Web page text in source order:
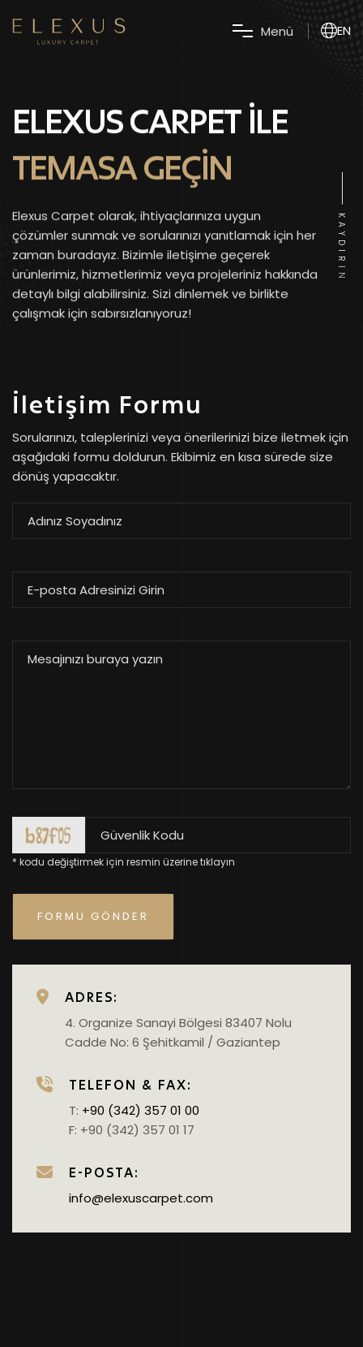
Menü EN
ELEXUS CARPET ILE
TEMASA GEÇIN
Elexus Carpet olarak, ihtiyaçlarınıza uygun
çözümler sunmak ve sorularınızı yanıtlamak için her
zaman buradayız. Bizimle iletişime geçerek
ürünlerimiz, hizmetlerimiz veya projeleriniz hakkında
detaylı bilgi alabilirsiniz. Sizi dinlemek ve birlikte
çalışmak için sabırsızlanıyoruz!
KAYDIRIN
İletişim Formu
Sorularınızı, taleplerinizi veya önerilerinizi bize iletmek için
aşağıdaki formu doldurun. Ekibimiz en kısa sürede size
dönüş yapacaktır.
* kodu değiştirmek için resmin üzerine tıklayın
ADRES:
4. Organize Sanayi Bölgesi 83407 Nolu
Cadde No: 6 Şehitkamil / Gaziantep
TELEFON & FAX:
T: +90 (342) 357 01 00
F: +90 (342) 357 01 17
E-POSTA:
info@elexuscarpet.com